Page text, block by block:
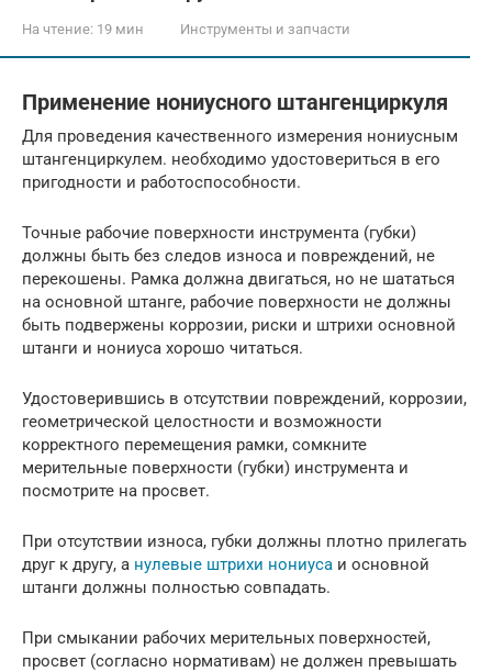
На чтение: 19 мин Инструменты и запчасти
Применение нониусного штангенциркуля
Для проведения качественного измерения нониусным
штангенциркулем. необходимо удостовериться в его
пригодности и работоспособности.
Точные рабочие поверхности инструмента (губки)
должны быть без следов износа и повреждений, не
перекошены. Рамка должна двигаться, но не шататься
на основной штанге, рабочие поверхности не должны
быть подвержены коррозии, риски и штрихи основной
штанги и нониуса хорошо читаться.
Удостоверившись в отсутствии повреждений, коррозии,
геометрической целостности и возможности
корректного перемещения рамки, сомкните
мерительные поверхности (губки) инструмента и
посмотрите на просвет.
При отсутствии износа, губки должны плотно прилегать
друг к другу, а нулевые штрихи нониуса и основной
штанги должны полностью совпадать.
При смыкании рабочих мерительных поверхностей,
просвет (согласно нормативам) не должен превышать